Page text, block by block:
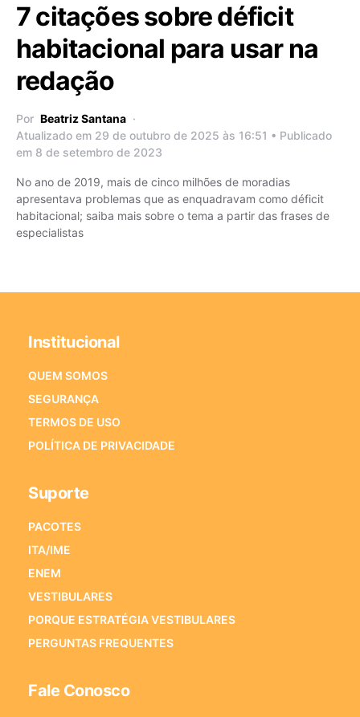
7 citações sobre déficit
habitacional para usar na
redação
Por Beatriz Santana
Atualizado em 29 de outubro de 2025 às 16:51 • Publicado
em 8 de setembro de 2023
No ano de 2019, mais de cinco milhões de moradias
apresentava problemas que as enquadravam como déficit
habitacional; saiba mais sobre o tema a partir das frases de
especialistas
Institucional
QUEM SOMOS
SEGURANÇA
TERMOS DE USO
POLÍTICA DE PRIVACIDADE
Suporte
PACOTES
ITA/IME
ENEM
VESTIBULARES
PORQUE ESTRATÉGIA VESTIBULARES
PERGUNTAS FREQUENTES
Fale Conosco